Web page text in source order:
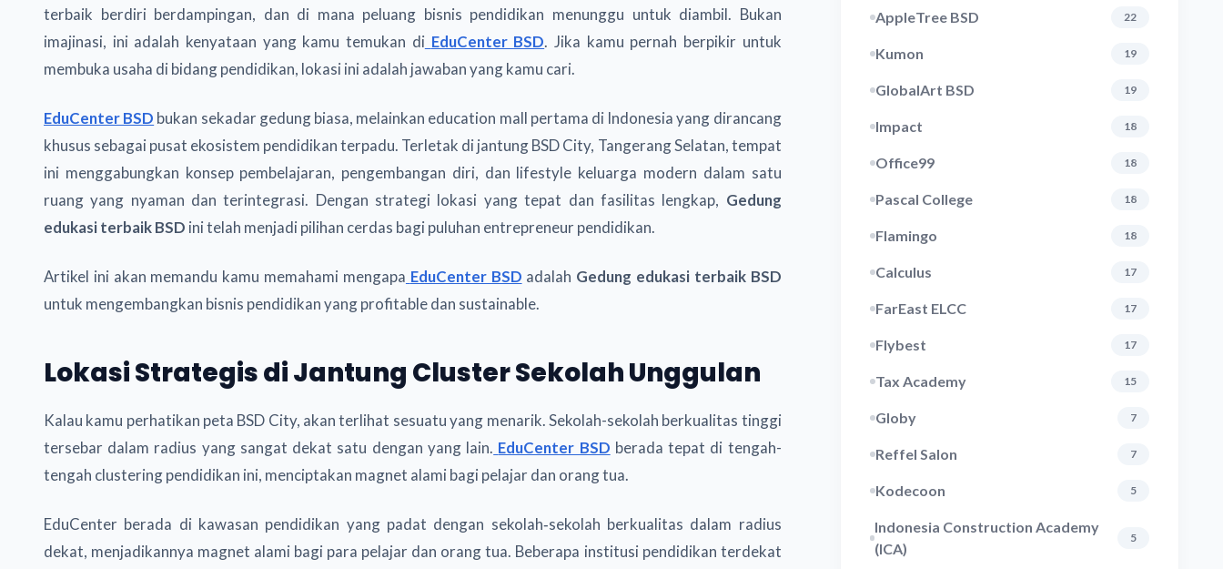
terbaik berdiri berdampingan, dan di mana peluang bisnis pendidikan menunggu untuk diambil. Bukan
imajinasi, ini adalah kenyataan yang kamu temukan di EduCenter BSD. Jika kamu pernah berpikir untuk
membuka usaha di bidang pendidikan, lokasi ini adalah jawaban yang kamu cari.
EduCenter BSD bukan sekadar gedung biasa, melainkan education mall pertama di Indonesia yang dirancang
khusus sebagai pusat ekosistem pendidikan terpadu. Terletak di jantung BSD City, Tangerang Selatan, tempat
ini menggabungkan konsep pembelajaran, pengembangan diri, dan lifestyle keluarga modern dalam satu
ruang yang nyaman dan terintegrasi. Dengan strategi lokasi yang tepat dan fasilitas lengkap, Gedung
edukasi terbaik BSD ini telah menjadi pilihan cerdas bagi puluhan entrepreneur pendidikan.
Artikel ini akan memandu kamu memahami mengapa EduCenter BSD adalah Gedung edukasi terbaik BSD
untuk mengembangkan bisnis pendidikan yang profitable dan sustainable.
Lokasi Strategis di Jantung Cluster Sekolah Unggulan
Kalau kamu perhatikan peta BSD City, akan terlihat sesuatu yang menarik. Sekolah-sekolah berkualitas tinggi
tersebar dalam radius yang sangat dekat satu dengan yang lain. EduCenter BSD berada tepat di tengah-
tengah clustering pendidikan ini, menciptakan magnet alami bagi pelajar dan orang tua.
EduCenter berada di kawasan pendidikan yang padat dengan sekolah‑sekolah berkualitas dalam radius
dekat, menjadikannya magnet alami bagi para pelajar dan orang tua. Beberapa institusi pendidikan terdekat
AppleTree BSD 22
Kumon 19
GlobalArt BSD 19
Impact 18
Office99 18
Pascal College 18
Flamingo 18
Calculus 17
FarEast ELCC 17
Flybest 17
Tax Academy 15
Globy 7
Reffel Salon 7
Kodecoon 5
Indonesia Construction Academy
(ICA)
5